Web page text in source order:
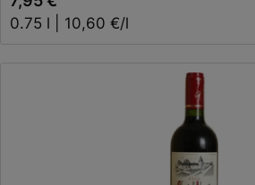
0.75 l | 10,60 €/l